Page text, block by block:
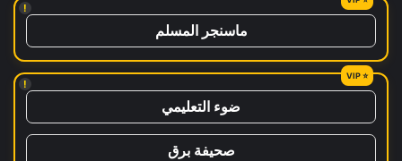
!
ماسنجر المسلم
!
ضوء التعليمي
صحيفة برق